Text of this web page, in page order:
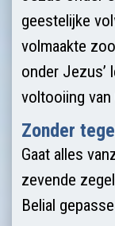
geestelijke
volmaakte
onder Jezus’
voltooiing van
Zonder
Gaat alles
zevende
Belial